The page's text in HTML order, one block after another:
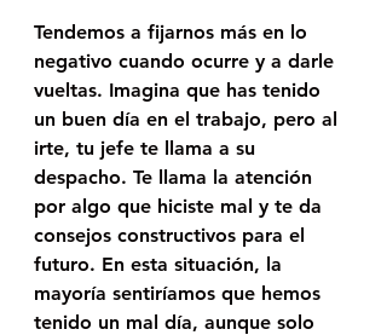
Tendemos a fijarnos más en lo
negativo cuando ocurre y a darle
vueltas. Imagina que has tenido
un buen día en el trabajo, pero al
irte, tu jefe te llama a su
despacho. Te llama la atención
por algo que hiciste mal y te da
consejos constructivos para el
futuro. En esta situación, la
mayoría sentiríamos que hemos
tenido un mal día, aunque solo